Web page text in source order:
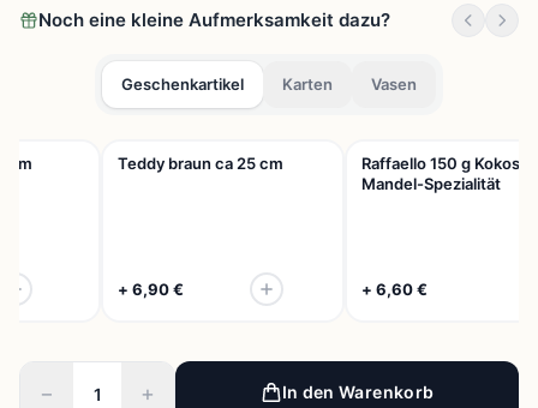
Noch eine kleine Aufmerksamkeit dazu?
Geschenkartikel Karten Vasen
cm Teddy braun ca 25 cm
+ 6,90 €
Raffaello 150 g Kokos-
Mandel-Spezialität
+ 6,60 €
− + In den Warenkorb